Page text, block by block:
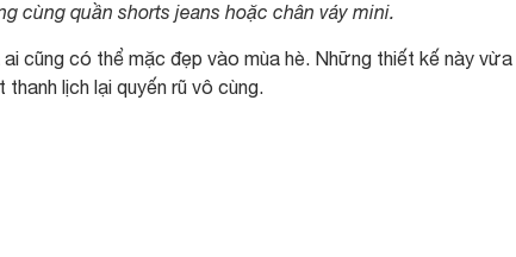
cùng quần shorts jeans hoặc chân váy mini.
cũng có thể mặc đẹp vào mùa hè. Những thiết kế này vừa
lịch lại quyến rũ vô cùng.